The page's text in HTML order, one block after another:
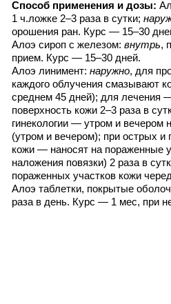
Способ применения и дозы:
1 ч.ложке 2–3 раза в сутки;
орошения ран. Курс — 15–30
Алоэ сироп с железом: внутрь,
прием. Курс — 15–30 дней.
Алоэ линимент: наружно, для
каждого облучения смазывают
среднем 45 дней); для лечения
поверхность кожи 2–3 раза в
гинекологии — утром и вечером
(утром и вечером); при острых
кожи — наносят на пораженные
наложения повязки) 2 раза в
пораженных участков кожи
Алоэ таблетки, покрытые
раза в день. Курс — 1 мес, при